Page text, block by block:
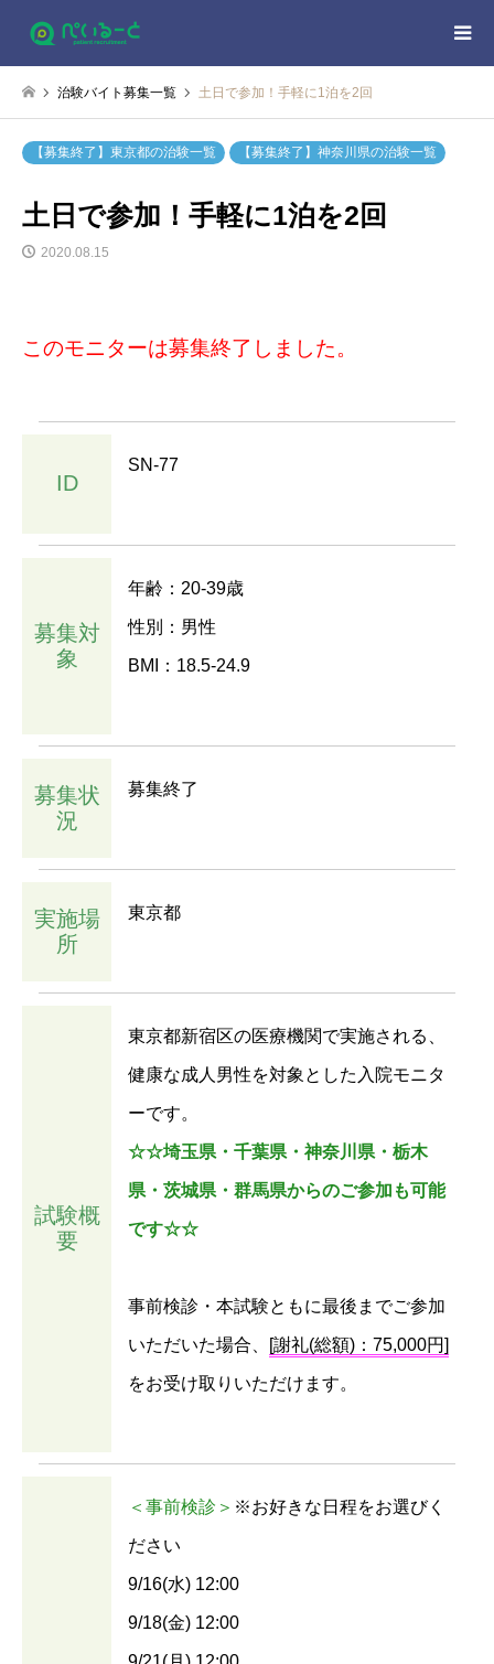
治験バイト募集一覧 土日で参加！手軽に1泊を2回
【募集終了】東京都の治験一覧 【募集終了】神奈川県の治験一覧
土日で参加！手軽に1泊を2回
2020.08.15
このモニターは募集終了しました。
ID
SN-77
募集対
象
年齢：20-39歳
性別：男性
BMI：18.5-24.9
募集状
況
募集終了
実施場
所
東京都
試験概
要
東京都新宿区の医療機関で実施される、
健康な成人男性を対象とした入院モニタ
ーです。
☆☆埼玉県・千葉県・神奈川県・栃木
県・茨城県・群馬県からのご参加も可能
です☆☆
事前検診・本試験ともに最後までご参加
いただいた場合、 [謝礼(総額)：75,000円]
をお受け取りいただけます。
＜事前検診＞ ※お好きな日程をお選びく
ださい
9/16(水) 12:00
9/18(金) 12:00